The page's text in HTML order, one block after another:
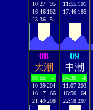
10:27
95
16:46 182
23:36
51
11:55 101
17:46 185
08
大潮
03:55
-7
10:39204
16:17
66
21:49208
09
中潮
04:30
-6
11:07203
16:50
64
22:18207